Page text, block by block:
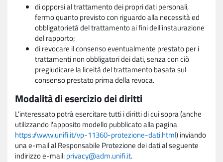
di opporsi al trattamento dei propri dati personali,
fermo quanto previsto con riguardo alla necessità ed
obbligatorietà del trattamento ai fini dell'instaurazione
del rapporto;
di revocare il consenso eventualmente prestato per i
trattamenti non obbligatori dei dati, senza con ciò
pregiudicare la liceità del trattamento basata sul
consenso prestato prima della revoca.
Modalità di esercizio dei diritti
L'interessato potrà esercitare tutti i diritti di cui sopra (anche
utilizzando l'apposito modello pubblicato alla pagina
https://www.unifi.it/vp-11360-protezione-dati.html) inviando
una e-mail al Responsabile Protezione dei dati al seguente
indirizzo e-mail:privacy@adm.unifi.it.